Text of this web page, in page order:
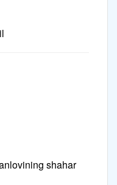
shahar